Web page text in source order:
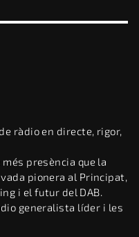
ràdio en directe, rigor,
presència que la
pionera al Principat,
i el futur del DAB.
generalista líder i les